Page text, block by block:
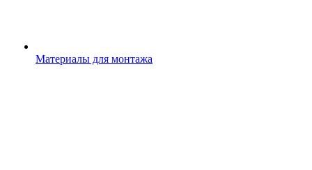
Материалы для монтажа